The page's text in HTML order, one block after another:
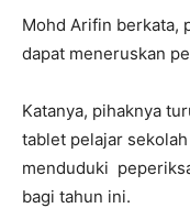
Mohd Arifin berkata,
dapat meneruskan
Katanya, pihaknya
tablet pelajar
menduduki
bagi tahun ini.